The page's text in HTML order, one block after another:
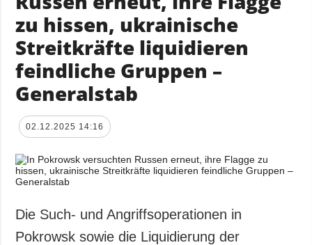
zu hissen, ukrainische
Streitkräfte liquidieren
feindliche Gruppen –
Generalstab
02.12.2025 14:16
Die Such- und Angriffsoperationen in
Pokrowsk sowie die Liquidierung der